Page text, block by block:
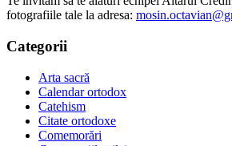
fotografiile tale la adresa:
Categorii
Arta sacră
Calendar ortodox
Catehism
Citate ortodoxe
Comemorări